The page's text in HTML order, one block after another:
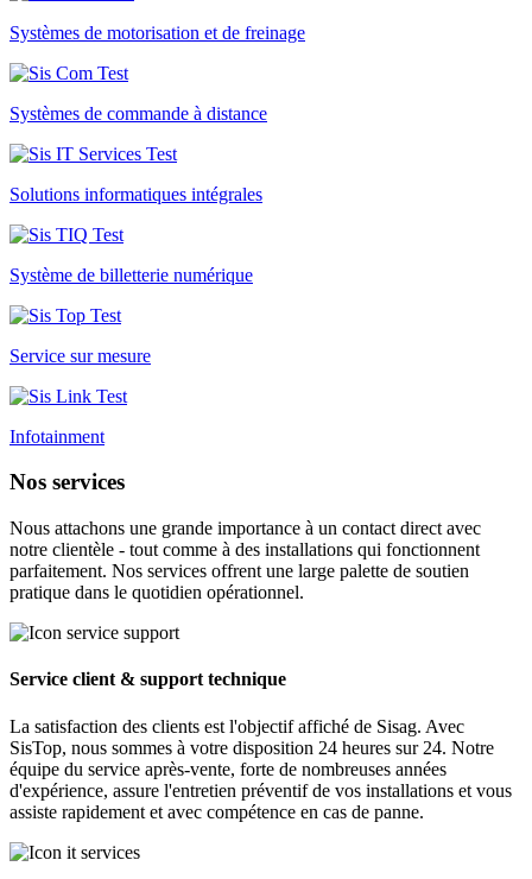
Systèmes de motorisation et de freinage
Systèmes de commande à distance
Solutions informatiques intégrales
Système de billetterie numérique
Service sur mesure
Infotainment
Nos services
Nous attachons une grande importance à un contact direct avec
notre clientèle - tout comme à des installations qui fonctionnent
parfaitement. Nos services offrent une large palette de soutien
pratique dans le quotidien opérationnel.
Service client & support technique
La satisfaction des clients est l'objectif affiché de Sisag. Avec
SisTop, nous sommes à votre disposition 24 heures sur 24. Notre
équipe du service après-vente, forte de nombreuses années
d'expérience, assure l'entretien préventif de vos installations et vous
assiste rapidement et avec compétence en cas de panne.